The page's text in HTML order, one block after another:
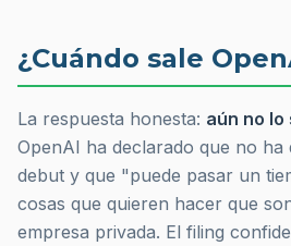
¿Cuándo sale
La respuesta honesta: aún no lo
OpenAI ha declarado que no ha
debut y que "puede pasar un
cosas que quieren hacer que
empresa privada. El filing